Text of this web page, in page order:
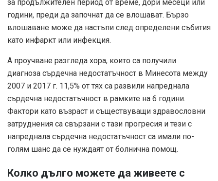
за продължителен период от време, дори месеци или
години, преди да започнат да се влошават. Бързо
влошаване може да настъпи след определени събития
като инфаркт или инфекция.
А проучване разгледа хора, които са получили
диагноза сърдечна недостатъчност в Минесота между
2007 и 2017 г. 11,5% от тях са развили напреднала
сърдечна недостатъчност в рамките на 6 години.
Фактори като възраст и съществуващи здравословни
затруднения са свързани с тази прогресия и тези с
напреднала сърдечна недостатъчност са имали по-
голям шанс да се нуждаят от болнична помощ.
Колко дълго можете да живеете с